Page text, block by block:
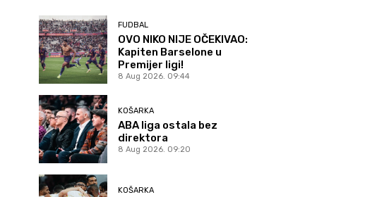
FUDBAL
OVO NIKO NIJE OČEKIVAO:
Kapiten Barselone u
Premijer ligi!
8 Aug 2026. 09:44
KOŠARKA
ABA liga ostala bez
direktora
8 Aug 2026. 09:20
KOŠARKA